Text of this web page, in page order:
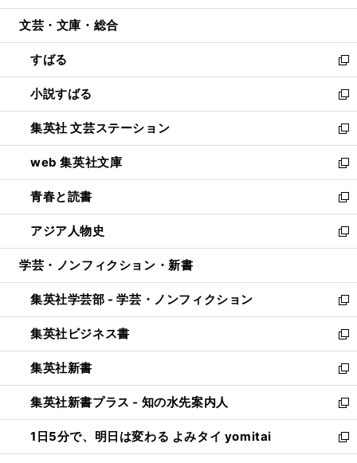
開
ウ
開
く
ン
ウ
で
開
く
ウ
ン
ド
ウ
で
開
く
文芸・文庫・総合
すばる
新
し
い
ウ
ィ
ン
ド
ウ
で
開
く
小説すばる
新
し
い
ウ
ィ
ン
ド
ウ
で
開
集英社 文芸ステーション
新
し
い
ウ
ィ
ン
ド
ウ
開
く
web 集英社文庫
新
し
い
ウ
ィ
ン
ウ
で
開
く
青春と読書
新
し
い
ウ
ン
ド
ウ
で
開
く
アジア人物史
新
し
ウ
ィ
ン
ド
ウ
で
開
く
学芸・ノンフィクション・新書
集英社学芸部 - 学芸・ノンフィクション
新
し
い
ウ
ィ
ン
ド
ウ
で
開
集英社ビジネス書
新
し
い
ウ
ィ
ン
ド
ウ
集英社新書
新
し
い
ウ
ィ
ン
集英社新書プラス - 知の水先案内人
新
し
い
ウ
1日5分で、明日は変わる よみタイ yomitai
新
し